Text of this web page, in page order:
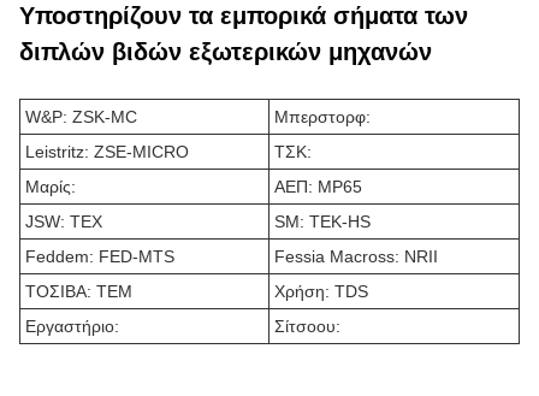
Υποστηρίζουν τα εμπορικά σήματα των
διπλών βιδών εξωτερικών μηχανών
W&P: ZSK-MC
Μπερστορφ:
Leistritz: ZSE-MICRO
ΤΣΚ:
Μαρίς:
ΑΕΠ: MP65
JSW: TEX
SM: TEK-HS
Feddem: FED-MTS
Fessia Macross: NRII
ΤΟΣΙΒΑ: ΤΕΜ
Χρήση: TDS
Εργαστήριο:
Σίτσοου: